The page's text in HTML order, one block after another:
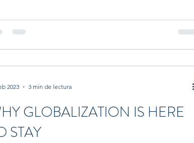
GLOBALIZATION IS HERE
STAY
2023 3 min de lectura